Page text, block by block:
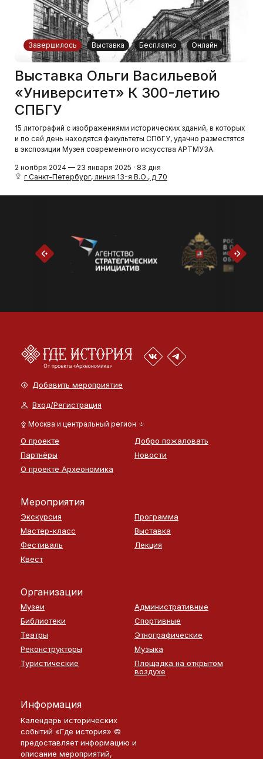
Завершилось Выставка Бесплатно Онлайн
Выставка Ольги Васильевой
«Университет» К 300-летию
СПБГУ
15 литографий с изображениями исторических зданий, в которых
и по сей день находятся факультеты СПбГУ, удачно разместятся
в экспозиции Музея современного искусства АРТМУЗА.
2 ноября 2024 — 23 января 2025 · 83 дня
г Санкт-Петербург, линия 13-я В.О., д 70
Добавить мероприятие
Вход/Регистрация
Москва и центральный регион
О проекте
Добро пожаловать
Партнёры
Новости
О проекте Археономика
Мероприятия
Экскурсия
Программа
Мастер-класс
Выставка
Фестиваль
Лекция
Квест
Организации
Музеи
Административные
Библиотеки
Спортивные
Театры
Этнографические
Реконструкторы
Музыка
Туристические
Площадка на открытом
воздухе
Информация
Календарь исторических
событий «Где история» ©
предоставляет информацию и
описание мероприятий,